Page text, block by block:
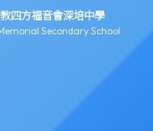
四方福音會深培中學
Secondary School